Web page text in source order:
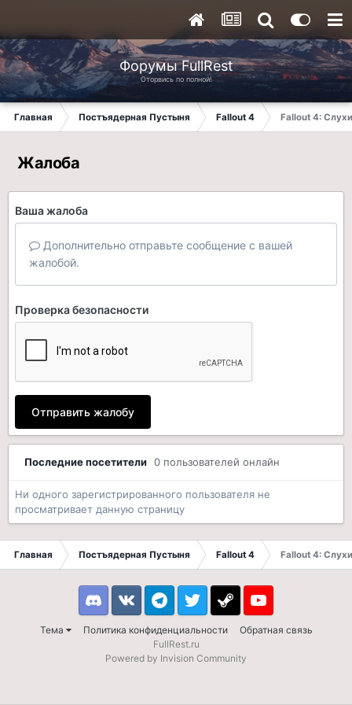
Форумы FullRest
Оторвись по полной!
Главная Постъядерная Пустыня Fallout 4 Fallout 4:
Жалоба
Ваша жалоба
Дополнительно отправьте сообщение с вашей
жалобой.
Проверка безопасности
Отправить жалобу
Последние посетители 0 пользователей онлайн
Ни одного зарегистрированного пользователя не
просматривает данную страницу
Главная Постъядерная Пустыня Fallout 4 Fallout 4:
Тема Политика конфиденциальности Обратная связь
DiscordVK TelegramTwitter Steam Youtube
FullRest.ru
Powered by Invision Community